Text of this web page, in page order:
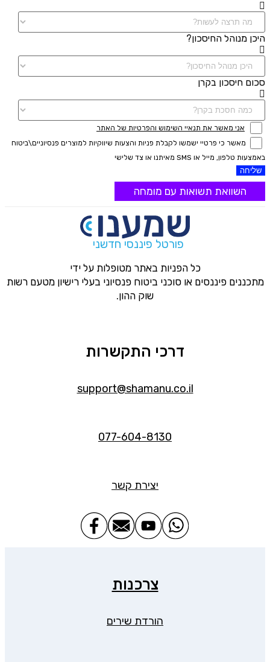
היכן מנוהל החיסכון?
סכום חיסכון בקרן
אני מאשר את תנאיי השימוש והפרטיות של האתר
מאשר כי פרטיי ישמשו לקבלת פניות והצעות שיווקיות למוצרים פנסיוניים\ביטוח
באמצעות טלפון, מייל או SMS מאיתנו או צד שלישי
שליחה
השוואת תשואות עם מומחה
פורטל פיננסי חדשני
כל הפניות באתר מטופלות על ידי
מתכננים פיננסים או סוכני ביטוח פנסיוני בעלי רישיון מטעם רשות
שוק ההון.
דרכי התקשרות
support@shamanu.co.il
077-604-8130
יצירת קשר
צרכנות
הורדת שירים